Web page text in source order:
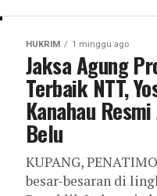
HUKRIM 1 minggu ago
Jaksa Agung
Terbaik NTT,
Kanahau
Belu
KUPANG,
besar-besaran di